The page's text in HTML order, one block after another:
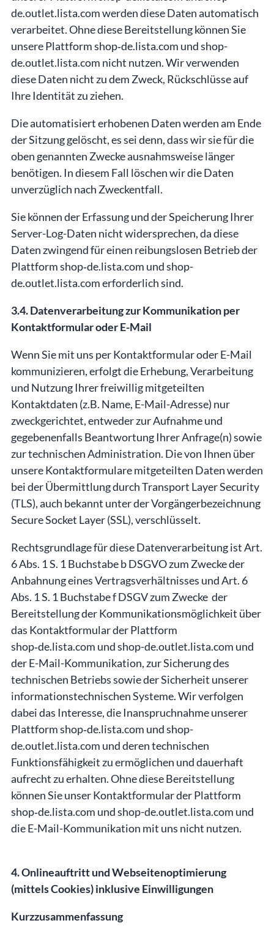
de.outlet.lista.com werden diese Daten automatisch
verarbeitet. Ohne diese Bereitstellung können Sie
unsere Plattform shop‑de.lista.com und shop-
de.outlet.lista.com nicht nutzen. Wir verwenden
diese Daten nicht zu dem Zweck, Rückschlüsse auf
Ihre Identität zu ziehen.
Die automatisiert erhobenen Daten werden am Ende
der Sitzung gelöscht, es sei denn, dass wir sie für die
oben genannten Zwecke ausnahmsweise länger
benötigen. In diesem Fall löschen wir die Daten
unverzüglich nach Zweckentfall.
Sie können der Erfassung und der Speicherung Ihrer
Server-Log-Daten nicht widersprechen, da diese
Daten zwingend für einen reibungslosen Betrieb der
Plattform shop‑de.lista.com und shop-
de.outlet.lista.com erforderlich sind.
3.4. Datenverarbeitung zur Kommunikation per
Kontaktformular oder E-Mail
Wenn Sie mit uns per Kontaktformular oder E-Mail
kommunizieren, erfolgt die Erhebung, Verarbeitung
und Nutzung Ihrer freiwillig mitgeteilten
Kontaktdaten (z.B. Name, E-Mail-Adresse) nur
zweckgerichtet, entweder zur Aufnahme und
gegebenenfalls Beantwortung Ihrer Anfrage(n) sowie
zur technischen Administration. Die von Ihnen über
unsere Kontaktformulare mitgeteilten Daten werden
bei der Übermittlung durch Transport Layer Security
(TLS), auch bekannt unter der Vorgängerbezeichnung
Secure Socket Layer (SSL), verschlüsselt.
Rechtsgrundlage für diese Datenverarbeitung ist Art.
6 Abs. 1 S. 1 Buchstabe b DSGVO zum Zwecke der
Anbahnung eines Vertragsverhältnisses und Art. 6
Abs. 1 S. 1 Buchstabe f DSGV zum Zwecke der
Bereitstellung der Kommunikationsmöglichkeit über
das Kontaktformular der Plattform
shop‑de.lista.com und shop-de.outlet.lista.com und
der E-Mail-Kommunikation, zur Sicherung des
technischen Betriebs sowie der Sicherheit unserer
informationstechnischen Systeme. Wir verfolgen
dabei das Interesse, die Inanspruchnahme unserer
Plattform shop‑de.lista.com und shop-
de.outlet.lista.com und deren technischen
Funktionsfähigkeit zu ermöglichen und dauerhaft
aufrecht zu erhalten. Ohne diese Bereitstellung
können Sie unser Kontaktformular der Plattform
shop‑de.lista.com und shop-de.outlet.lista.com und
die E-Mail-Kommunikation mit uns nicht nutzen.
4. Onlineauftritt und Webseitenoptimierung
(mittels Cookies) inklusive Einwilligungen
Kurzzusammenfassung